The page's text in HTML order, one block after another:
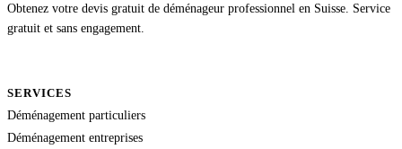
Obtenez votre devis gratuit de déménageur professionnel en Suisse. Service
gratuit et sans engagement.
SERVICES
Déménagement particuliers
Déménagement entreprises